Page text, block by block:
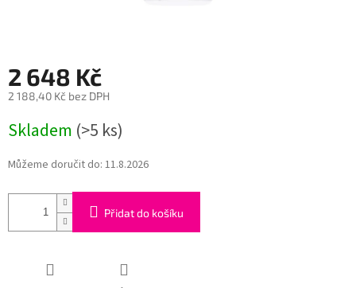
2 648 Kč
2 188,40 Kč bez DPH
cena:
Skladem (>5 ks)
Můžeme doručit do: 11.8.2026
Přidat do košíku